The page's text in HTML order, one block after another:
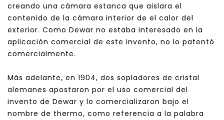
creando una cámara estanca que aislara el
contenido de la cámara interior de el calor del
exterior. Como Dewar no estaba interesado en la
aplicación comercial de este invento, no lo patentó
comercialmente.
Más adelante, en 1904, dos sopladores de cristal
alemanes apostaron por el uso comercial del
invento de Dewar y lo comercializaron bajo el
nombre de thermo, como referencia a la palabra